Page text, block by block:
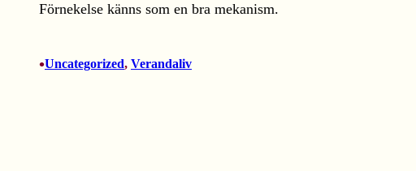
Förnekelse känns som en bra mekanism.
•Uncategorized, Verandaliv